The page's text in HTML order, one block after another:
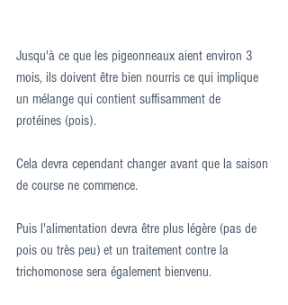
Jusqu'à ce que les pigeonneaux aient environ 3
mois, ils doivent être bien nourris ce qui implique
un mélange qui contient suffisamment de
protéines (pois).
Cela devra cependant changer avant que la saison
de course ne commence.
Puis l'alimentation devra être plus légère (pas de
pois ou très peu) et un traitement contre la
trichomonose sera également bienvenu.